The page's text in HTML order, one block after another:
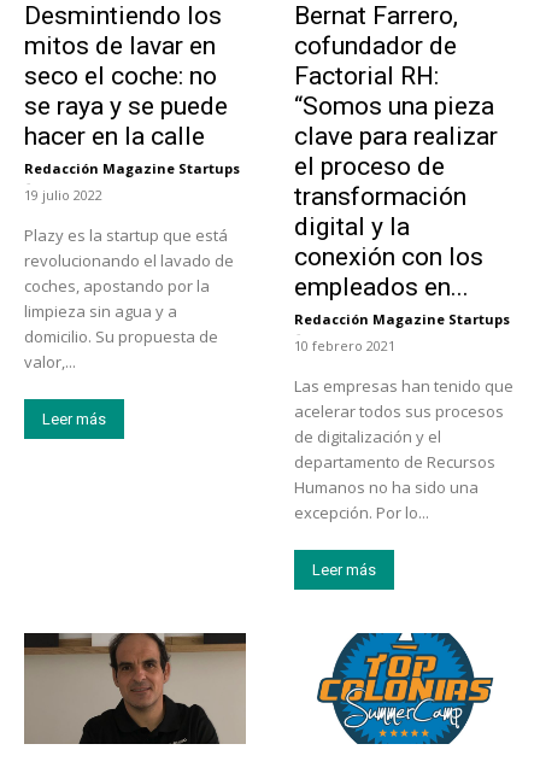
Desmintiendo los
mitos de lavar en
seco el coche: no
se raya y se puede
hacer en la calle
Redacción Magazine Startups
-
19 julio 2022
Plazy es la startup que está
revolucionando el lavado de
coches, apostando por la
limpieza sin agua y a
domicilio. Su propuesta de
valor,...
Leer más
Bernat Farrero,
cofundador de
Factorial RH:
“Somos una pieza
clave para realizar
el proceso de
transformación
digital y la
conexión con los
empleados en...
Redacción Magazine Startups
-
10 febrero 2021
Las empresas han tenido que
acelerar todos sus procesos
de digitalización y el
departamento de Recursos
Humanos no ha sido una
excepción. Por lo...
Leer más